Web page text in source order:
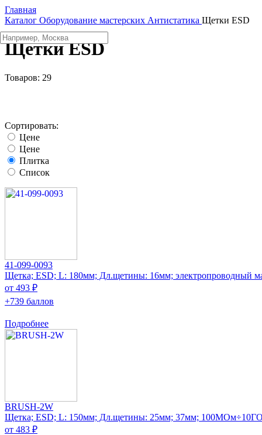
Главная
Каталог Оборудование мастерских Aнтистатика Щетки ESD
Щетки ESD
Товаров: 29
Сортировать:
Цене
Цене
Плитка
Список
41-099-0093
Щетка; ESD; L: 180мм; Дл.щетины: 16мм; электропроводный
от 493 ₽
+739 баллов
Подробнее
BRUSH-2W
Щетка; ESD; L: 150мм; Дл.щетины: 25мм; 37мм;
от 483 ₽